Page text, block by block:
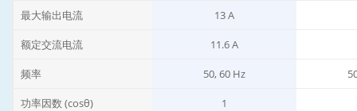
最大输出电流 13 A
额定交流电流 11.6 A
频率 50, 60 Hz
功率因数 (cosθ) 1